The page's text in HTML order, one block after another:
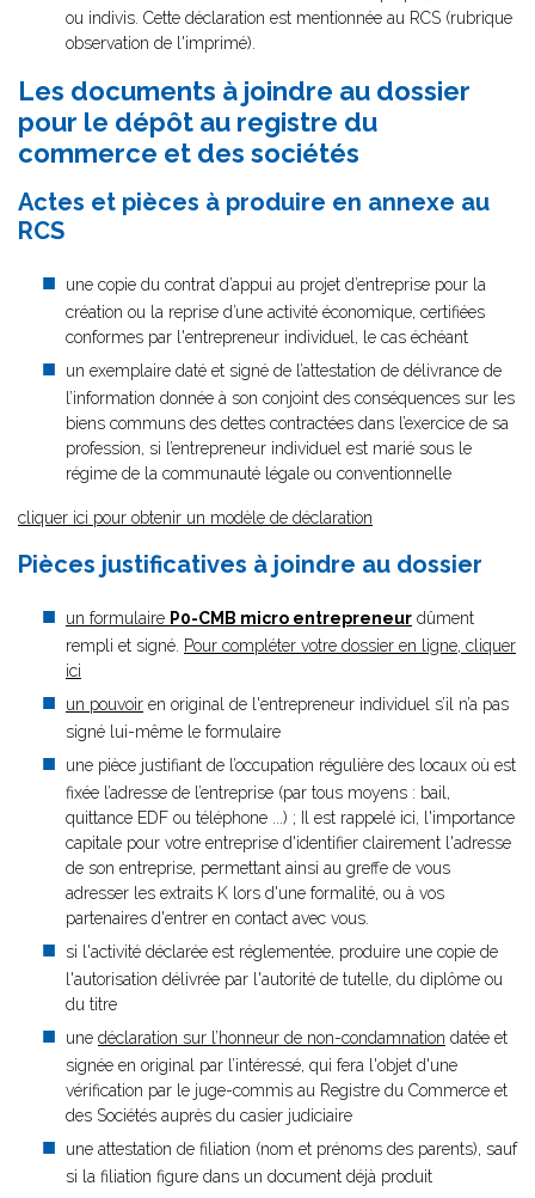
ou indivis. Cette déclaration est mentionnée au RCS (rubrique
observation de l'imprimé).
Les documents à joindre au dossier
pour le dépôt au registre du
commerce et des sociétés
Actes et pièces à produire en annexe au
RCS
une copie du contrat d’appui au projet d’entreprise pour la
création ou la reprise d’une activité économique, certifiées
conformes par l'entrepreneur individuel, le cas échéant
un exemplaire daté et signé de l’attestation de délivrance de
l’information donnée à son conjoint des conséquences sur les
biens communs des dettes contractées dans l’exercice de sa
profession, si l’entrepreneur individuel est marié sous le
régime de la communauté légale ou conventionnelle
cliquer ici pour obtenir un modèle de déclaration
Pièces justificatives à joindre au dossier
un formulaire P0-CMB micro entrepreneur dûment
rempli et signé. Pour compléter votre dossier en ligne, cliquer
ici
un pouvoir en original de l'entrepreneur individuel s’il n’a pas
signé lui-même le formulaire
une pièce justifiant de l’occupation régulière des locaux où est
fixée l’adresse de l’entreprise (par tous moyens : bail,
quittance EDF ou téléphone ...) ; Il est rappelé ici, l'importance
capitale pour votre entreprise d'identifier clairement l'adresse
de son entreprise, permettant ainsi au greffe de vous
adresser les extraits K lors d'une formalité, ou à vos
partenaires d'entrer en contact avec vous.
si l'activité déclarée est réglementée, produire une copie de
l'autorisation délivrée par l'autorité de tutelle, du diplôme ou
du titre
une déclaration sur l’honneur de non-condamnation datée et
signée en original par l’intéressé, qui fera l'objet d'une
vérification par le juge-commis au Registre du Commerce et
des Sociétés auprès du casier judiciaire
une attestation de filiation (nom et prénoms des parents), sauf
si la filiation figure dans un document déjà produit